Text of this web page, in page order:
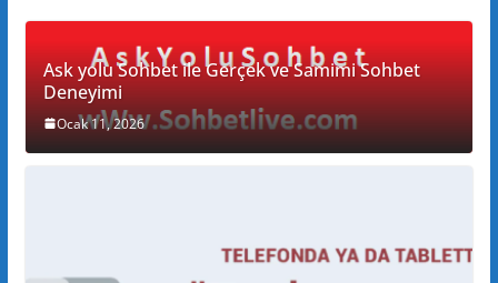
Ask yolu Sohbet ile Gerçek ve Samimi Sohbet
Deneyimi
Ocak 11, 2026